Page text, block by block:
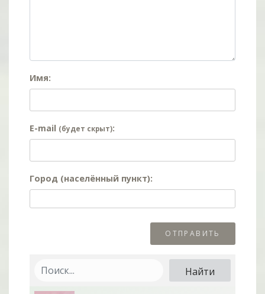
Имя:
E-mail (будет скрыт):
Город (населённый пункт):